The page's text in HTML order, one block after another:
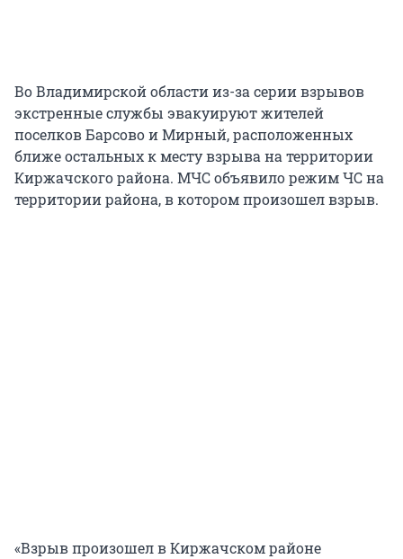
Во Владимирской области из-за серии взрывов
экстренные службы эвакуируют жителей
поселков Барсово и Мирный, расположенных
ближе остальных к месту взрыва на территории
Киржачского района. МЧС объявило режим ЧС на
территории района, в котором произошел взрыв.
«Взрыв произошел в Киржачском районе